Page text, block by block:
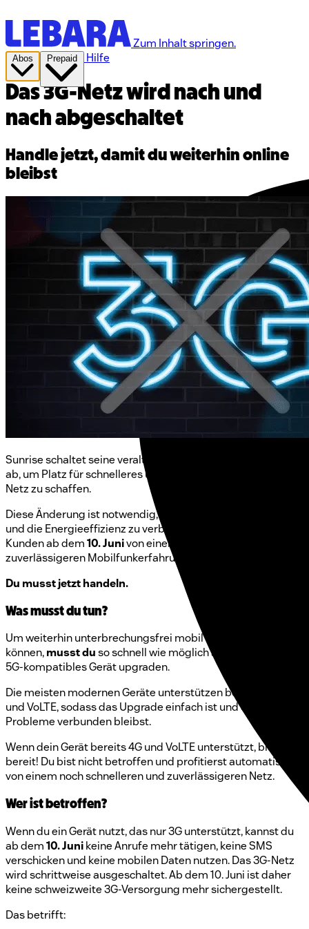
Zum Inhalt springen.
Hilfe
Das 3G-Netz wird nach und
nach abgeschaltet
Handle jetzt, damit du weiterhin online
bleibst
Sunrise schaltet seine veraltete 3G-Mobilfunktechnologie
ab, um Platz für schnelleres und effizienteres 4G- und 5G-
Netz zu schaffen.
Diese Änderung ist notwendig, um Kapazitäten freizugeben
und die Energieeffizienz zu verbessern, sodass Lebara-
Kunden ab dem10. Junivon einer schnelleren und
zuverlässigeren Mobilfunkerfahrung profitieren können.
Du musst jetzt handeln.
Was musst du tun?
Um weiterhin unterbrechungsfrei mobil kommunizieren zu
können,musst duso schnell wie möglich auf ein 4G- oder
5G-kompatibles Gerät upgraden.
Die meisten modernen Geräte unterstützen bereits 4G, 5G
und VoLTE, sodass das Upgrade einfach ist und du ohne
Probleme verbunden bleibst.
Wenn dein Gerät bereits 4G und VoLTE unterstützt, bist du
bereit! Du bist nicht betroffen und profitierst automatisch
von einem noch schnelleren und zuverlässigeren Netz.
Wer ist betroffen?
Wenn du ein Gerät nutzt, das nur 3G unterstützt, kannst du
ab dem10. Junikeine Anrufe mehr tätigen, keine SMS
verschicken und keine mobilen Daten nutzen. Das 3G-Netz
wird schrittweise ausgeschaltet. Ab dem 10. Juni ist daher
keine schweizweite 3G-Versorgung mehr sichergestellt.
Das betrifft: